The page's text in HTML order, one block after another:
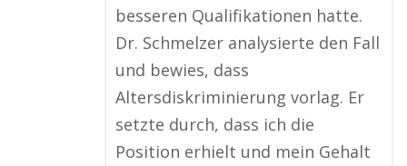
besseren Qualifikationen hatte.
Dr. Schmelzer analysierte den Fall
und bewies, dass
Altersdiskriminierung vorlag. Er
setzte durch, dass ich die
Position erhielt und mein Gehalt